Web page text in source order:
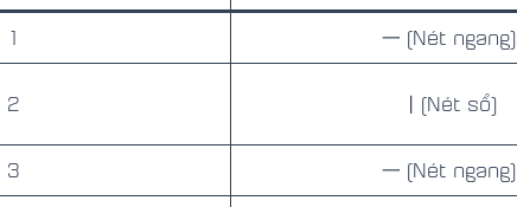
1 一 (Nét ngang)
2 丨(Nét sổ)
3 一 (Nét ngang)